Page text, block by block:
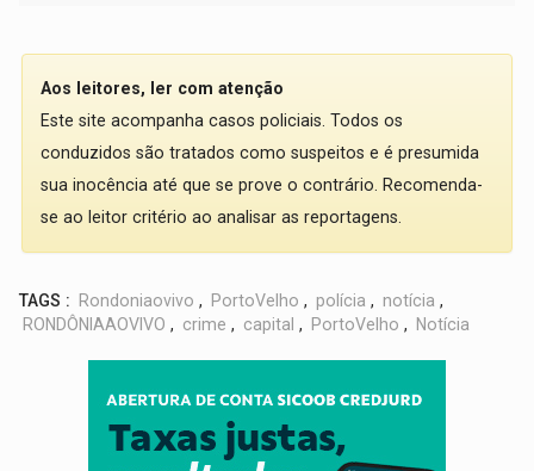
Aos leitores, ler com atenção
Este site acompanha casos policiais. Todos os
conduzidos são tratados como suspeitos e é presumida
sua inocência até que se prove o contrário. Recomenda-
se ao leitor critério ao analisar as reportagens.
TAGS : Rondoniaovivo , PortoVelho , polícia , notícia ,
RONDÔNIAAOVIVO , crime , capital , PortoVelho , Notícia